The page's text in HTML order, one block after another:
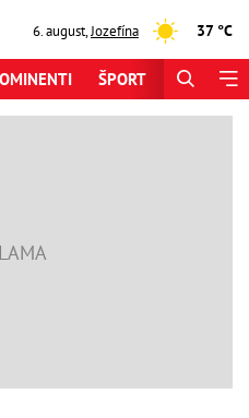
6. august,Jozefína 37 °C
ŠPORT